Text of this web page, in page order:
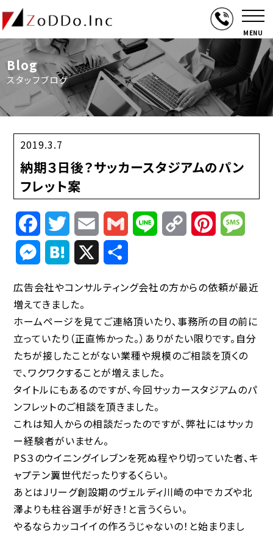
MENU
Blog
スタッフブログ
2019.3.7
納期３日後？サッカースタジアムのパン
フレット案
FacebookTwitterEmail Gmail Line
Copy
Link
Pinterest
Messenger
Hatena
広告会社やコンサルティング会社の方からの依頼が最近
増えてきました。
ホームページを見てご連絡頂いたり、事務所の目の前に
立っていたり（正直怖かった。）ありがたい限りです。自分
たちが接したことがない業種や規模のご相談を頂くの
で、ワクワクすることが増えました。
タイトルにもあるのですが、今回サッカースタジアムのパ
ンフレットのご相談を頂きました。
これは知人からの相談だったのですが、弊社にはサッカ
ー経験者がいません。
PS３のウイニングイレブンを死ぬ程やり切っていた者、キ
ャプテン翼世代だったりするくらい。
あとはJリーグ創設期のヴェルディ川崎の中でカズや北
澤よりも柱谷選手が好き！と言うくらい。
やるならカッコイイの作ろうじゃないの！と始まりまし